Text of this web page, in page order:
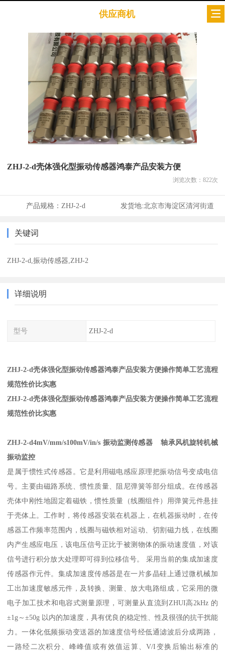
供应商机
ZHJ-2-d壳体强化型振动传感器鸿泰产品安装方便
浏览次数： 822次
产品规格： ZHJ-2-d 发货地:北京市海淀区清河街道
关键词
ZHJ-2-d,振动传感器,ZHJ-2
详细说明
型号 ZHJ-2-d
ZHJ-2-d壳体强化型振动传感器鸿泰产品安装方便操作简单工艺流程
规范性价比实惠
ZHJ-2-d壳体强化型振动传感器鸿泰产品安装方便操作简单工艺流程
规范性价比实惠
ZHJ-2-d4mV/mm/s100mV/in/s 振动监测传感器 轴承风机旋转机械
振动监控
是属于惯性式传感器。它是利用磁电感应原理把振动信号变成电信
号。主要由磁路系统、惯性质量、阻尼弹簧等部分组成。在传感器
壳体中刚性地固定着磁铁，惯性质量（线圈组件）用弹簧元件悬挂
于壳体上。工作时，将传感器安装在机器上，在机器振动时，在传
感器工作频率范围内，线圈与磁铁相对运动、切割磁力线，在线圈
内产生感应电压，该电压信号正比于被测物体的振动速度值，对该
信号进行积分放大处理即可得到位移信号。 采用当前的集成加速度
传感器作元件。集成加速度传感器是在一片多晶硅上通过微机械加
工出加速度敏感元件，及转换、测量、放大电路组成，它采用的微
电子加工技术和电容式测量原理，可测量从直流到ZHUI高2kHz 的
±1g～±50g 以内的加速度，具有优良的稳定性、性及很强的抗干扰能
力。一体化低频振动变送器的加速度信号经低通滤波后分成两路，
一路经二次积分、峰峰值或有效值运算、V/I变换后输出标准的